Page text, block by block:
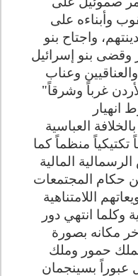
وأبناءه على
واجتاح بنو
وقضى بنو إسرائيل
وعناب
غرباً وشرقاً"
العباسية
تكتيكياً منظماً كما
المالية
من حكام المجتمعات
اللامتناهية
وكلما انتهي دور
مكانه بصورة
حمور وملك
عبوراً بسينجمان